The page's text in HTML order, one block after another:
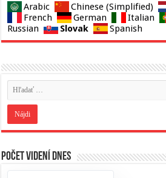
Arabic Chinese (Simplified)
French
German Italian
Russian
Slovak Spanish
Počet videní dnes